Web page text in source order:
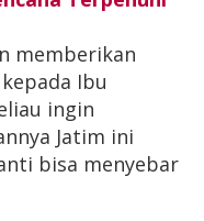
memberikan
Ibu
ingin
Jatim ini
bisa menyebar